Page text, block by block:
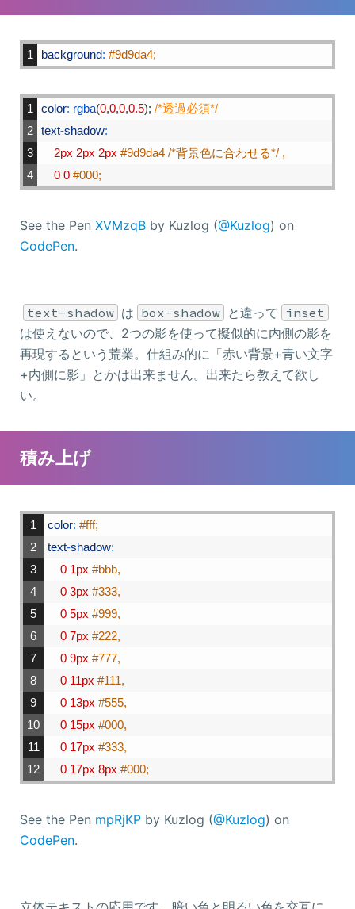
1 background: #9d9da4;
1
2
3
4
color: rgba(0,0,0,0.5); /*透過必須*/
text-shadow:
2px 2px 2px #9d9da4 /*背景色に合わせる*/ ,
0 0 #000;
See the Pen XVMzqB by Kuzlog (@Kuzlog) on
CodePen.
text-shadow は box-shadow と違って
inset
は使えないので、2つの影を使って擬似的に内側の影を
再現するという荒業。仕組み的に「赤い背景+青い文字
+内側に影」とかは出来ません。出来たら教えて欲し
い。
積み上げ
1
2
3
4
5
6
7
8
9
10
11
12
color: #fff;
text-shadow:
0 1px #bbb,
0 3px #333,
0 5px #999,
0 7px #222,
0 9px #777,
0 11px #111,
0 13px #555,
0 15px #000,
0 17px #333,
0 17px 8px #000;
See the Pen mpRjKP by Kuzlog (@Kuzlog) on
CodePen.